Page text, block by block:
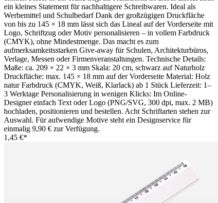
ein kleines Statement für nachhaltigere Schreibwaren. Ideal als
Werbemittel und Schulbedarf Dank der großzügigen Druckfläche
von bis zu 145 × 18 mm lässt sich das Lineal auf der Vorderseite mit
Logo, Schriftzug oder Motiv personalisieren – in vollem Farbdruck
(CMYK), ohne Mindestmenge. Das macht es zum
aufmerksamkeitsstarken Give-away für Schulen, Architekturbüros,
Verlage, Messen oder Firmenveranstaltungen. Technische Details:
Maße: ca. 209 × 22 × 3 mm Skala: 20 cm, schwarz auf Naturholz
Druckfläche: max. 145 × 18 mm auf der Vorderseite Material: Holz
natur Farbdruck (CMYK, Weiß, Klarlack) ab 1 Stück Lieferzeit: 1–
3 Werktage Personalisierung in wenigen Klicks: Im Online-
Designer einfach Text oder Logo (PNG/SVG, 300 dpi, max. 2 MB)
hochladen, positionieren und bestellen. Acht Schriftarten stehen zur
Auswahl. Für aufwendige Motive steht ein Designservice für
einmalig 9,90 € zur Verfügung.
1,45 €*